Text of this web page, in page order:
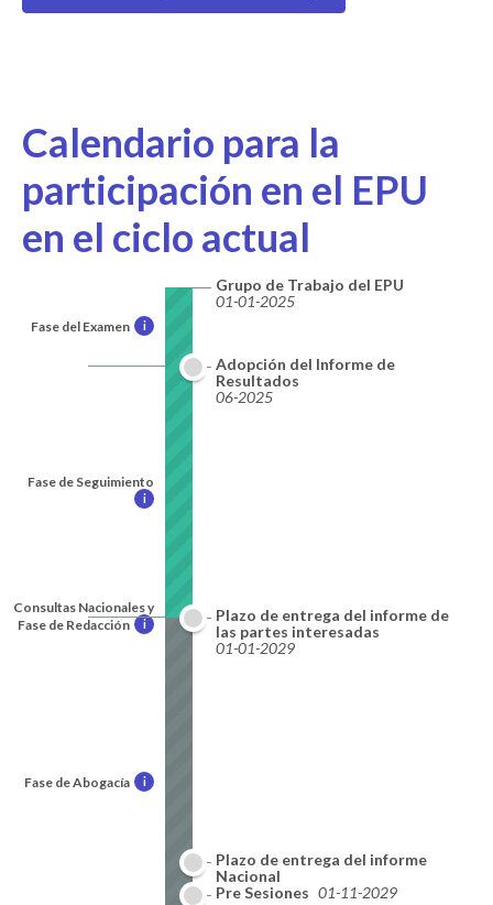
Calendario para la
participación en el EPU
en el ciclo actual
Fase del Examen i
Fase de Seguimiento
i
Consultas Nacionales y
Fase de Redacción
i
Fase de Abogacía i
Grupo de Trabajo del EPU
01-01-2025
Adopción del Informe de
Resultados
06-2025
Plazo de entrega del informe de
las partes interesadas
01-01-2029
Plazo de entrega del informe
Nacional
01-10-2029
Pre Sesiones 01-11-2029